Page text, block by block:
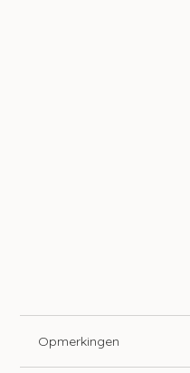
Opmerkingen